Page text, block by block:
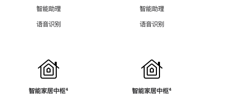
智能助理
语音识别
智能家居中枢脚
⁴
智能助理
语音识别
智能家居中枢脚
⁴